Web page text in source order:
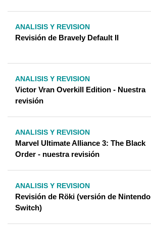
ANALISIS Y REVISION
Revisión de Bravely Default II
ANALISIS Y REVISION
Victor Vran Overkill Edition - Nuestra
revisión
ANALISIS Y REVISION
Marvel Ultimate Alliance 3: The Black
Order - nuestra revisión
ANALISIS Y REVISION
Revisión de Röki (versión de Nintendo
Switch)